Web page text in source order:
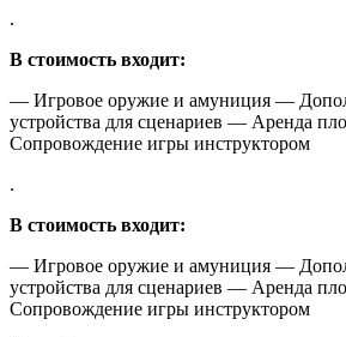
.
В стоимость входит:
— Игровое оружие и амуниция —
устройства для сценариев — Аренда
Сопровождение игры инструктором
.
В стоимость входит:
— Игровое оружие и амуниция —
устройства для сценариев — Аренда
Сопровождение игры инструктором